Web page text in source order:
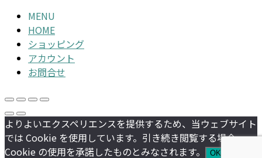
MENU
HOME
ショッピング
アカウント
お問合せ
よりよいエクスペリエンスを提供するため、当ウェブサイト
では Cookie を使用しています。引き続き閲覧する場合、
Cookie の使用を承諾したものとみなされます。
OK